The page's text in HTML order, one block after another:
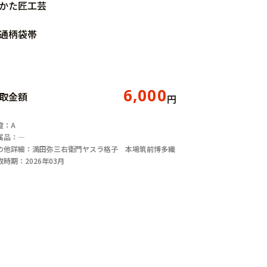
た匠工芸
柄袋帯
金額 6,000円
：A
品：―
他詳細：満田弥三右衛門ヤスラ格子 本場筑前博多織
時期：2026年03月